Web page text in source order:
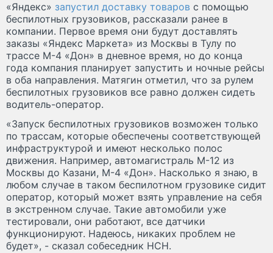
«Яндекс» запустил доставку товаров с помощью
беспилотных грузовиков, рассказали ранее в
компании. Первое время они будут доставлять
заказы «Яндекс Маркета» из Москвы в Тулу по
трассе М-4 «Дон» в дневное время, но до конца
года компания планирует запустить и ночные рейсы
в оба направления. Матягин отметил, что за рулем
беспилотных грузовиков все равно должен сидеть
водитель-оператор.
«Запуск беспилотных грузовиков возможен только
по трассам, которые обеспечены соответствующей
инфраструктурой и имеют несколько полос
движения. Например, автомагистраль М-12 из
Москвы до Казани, М-4 «Дон». Насколько я знаю, в
любом случае в таком беспилотном грузовике сидит
оператор, который может взять управление на себя
в экстренном случае. Такие автомобили уже
тестировали, они работают, все датчики
функционируют. Надеюсь, никаких проблем не
будет», - сказал собеседник НСН.